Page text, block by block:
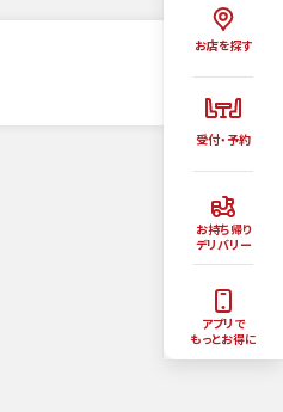
お店を探す
受付・予約
お持ち帰り
デリバリー
アプリで
もっとお得に